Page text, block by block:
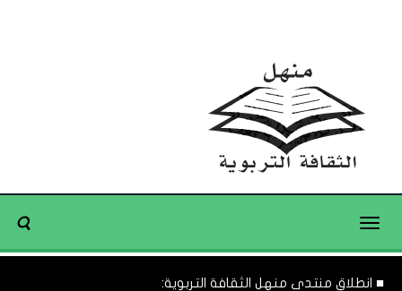
Toggle
■ انطلاق منتدى منهل الثقافة التربوية: